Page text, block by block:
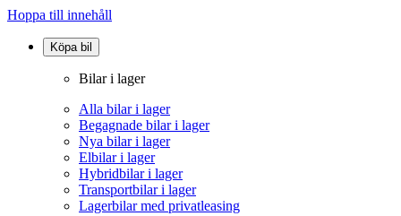
Hoppa till innehåll
Köpa bil
Bilar i lager
Alla bilar i lager
Begagnade bilar i lager
Nya bilar i lager
Elbilar i lager
Hybridbilar i lager
Transportbilar i lager
Lagerbilar med privatleasing